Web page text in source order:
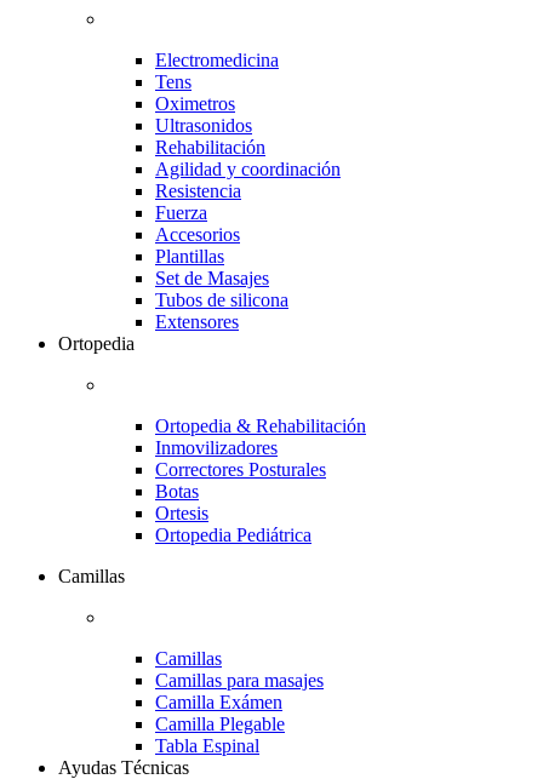
Electromedicina
Tens
Oximetros
Ultrasonidos
Rehabilitación
Agilidad y coordinación
Resistencia
Fuerza
Accesorios
Plantillas
Set de Masajes
Tubos de silicona
Extensores
Ortopedia
Ortopedia & Rehabilitación
Inmovilizadores
Correctores Posturales
Botas
Ortesis
Ortopedia Pediátrica
Camillas
Camillas
Camillas para masajes
Camilla Exámen
Camilla Plegable
Tabla Espinal
Ayudas Técnicas